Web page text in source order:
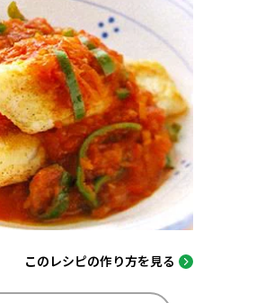
このレシピの作り方を見る